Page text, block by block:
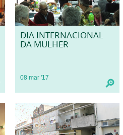
DIA INTERNACIONAL
DA MULHER
08 mar '17